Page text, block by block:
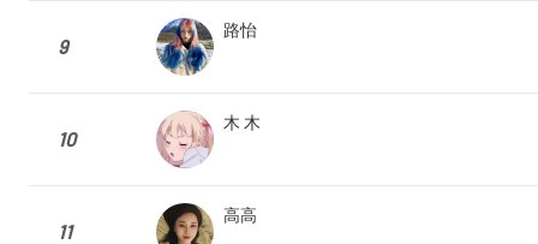
9
路怡
10
木 木
11
高高